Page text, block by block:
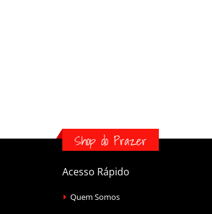
Shop do Prazer
Acesso Rápido
Quem Somos